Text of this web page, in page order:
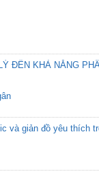
ĐẾN KHẢ NĂNG
và giản đồ yêu thích